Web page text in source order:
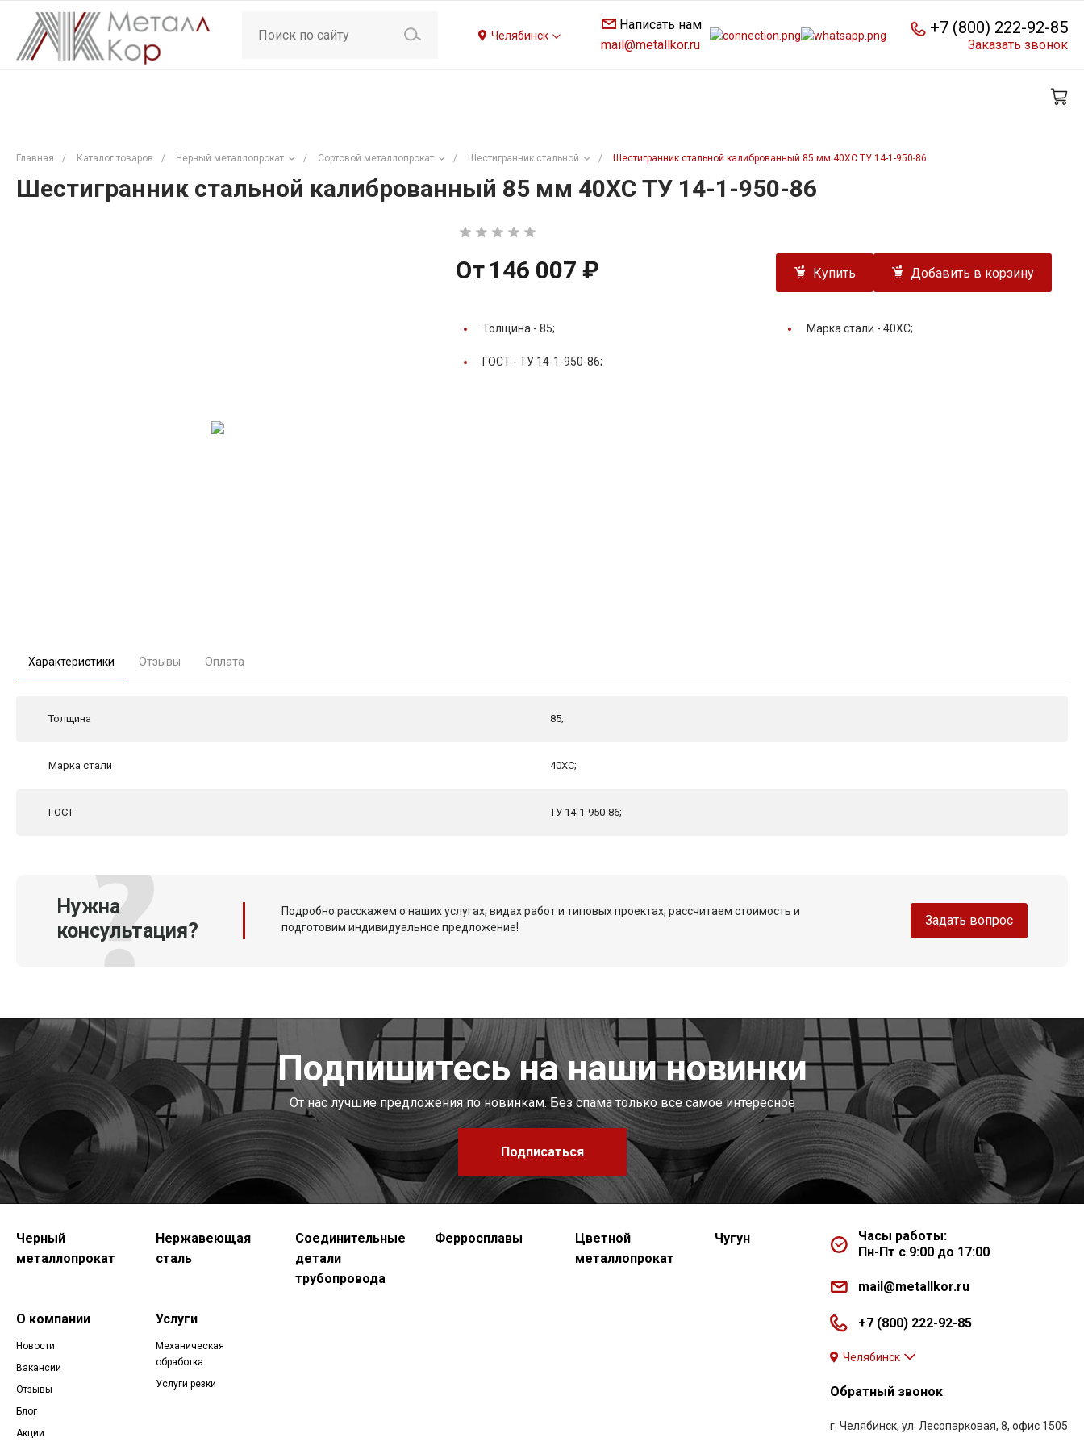
Челябинск
Написать нам
mail@metallkor.ru
+7 (800) 222-92-85
Заказать звонок
Главная / Каталог товаров / Черный металлопрокат / Сортовой металлопрокат / Шестигранник стальной / Шестигранник стальной калиброванный 85 мм 40ХС ТУ 14-1-950-86
Шестигранник стальной калиброванный 85 мм 40ХС ТУ 14-1-950-86
От 146 007 ₽ Купить Добавить в корзину
Толщина - 85; Марка стали - 40ХС;
ГОСТ - ТУ 14-1-950-86;
Характеристики Отзывы Оплата
Толщина 85;
Марка стали 40ХС;
ГОСТ ТУ 14-1-950-86;
Нужна
консультация?
Подробно расскажем о наших услугах, видах работ и типовых проектах, рассчитаем стоимость и
подготовим индивидуальное предложение!
Задать вопрос
Подпишитесь на наши новинки
От нас лучшие предложения по новинкам. Без спама только все самое интересное
Подписаться
Черный
металлопрокат
Нержавеющая
сталь
Соединительные
детали
трубопровода
Ферросплавы
Цветной
металлопрокат
Чугун
О компании
Новости
Вакансии
Отзывы
Блог
Акции
Услуги
Механическая
обработка
Услуги резки
Часы работы:
Пн-Пт с 9:00 до 17:00
mail@metallkor.ru
+7 (800) 222-92-85
Челябинск
Обратный звонок
г. Челябинск, ул. Лесопарковая, 8, офис 1505